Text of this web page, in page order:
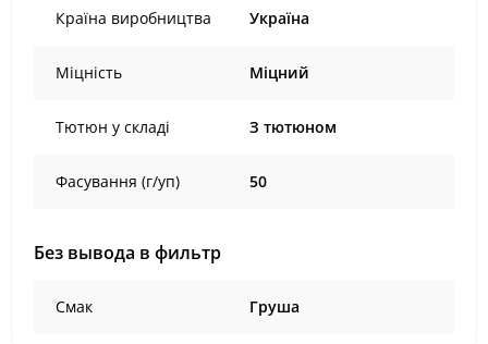
Країна виробництва Україна
Міцність Міцний
Тютюн у складі З тютюном
Фасування (г/уп) 50
Без вывода в фильтр
Смак Груша